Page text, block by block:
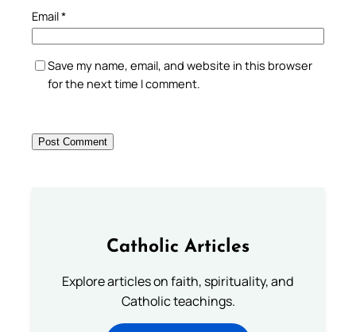
Email*
Save my name, email, and website in this browser
for the next time I comment.
Catholic Articles
Explore articles on faith, spirituality, and
Catholic teachings.